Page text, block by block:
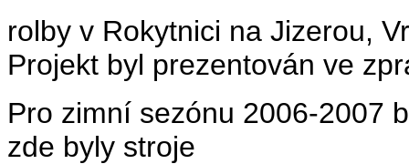
rolby v Rokytnici na Jizerou,
Projekt byl prezentován ve
Pro zimní sezónu 2006-2007
zde byly stroje